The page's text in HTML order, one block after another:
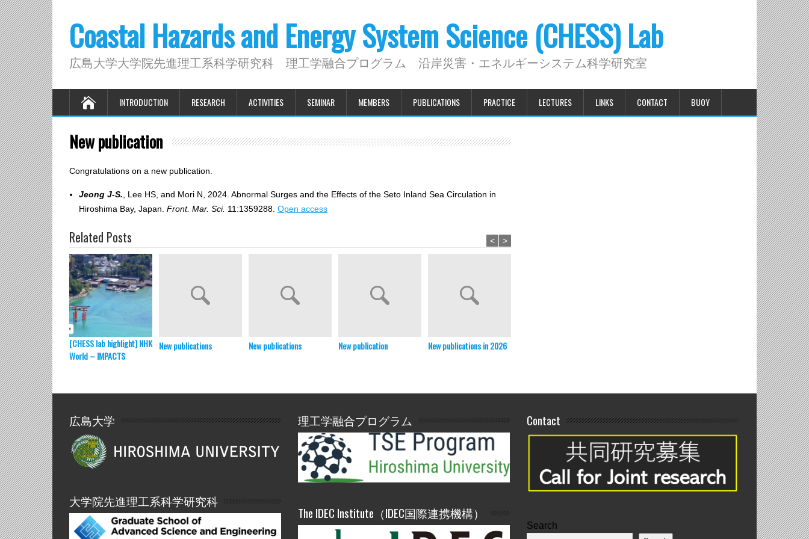
Coastal Hazards and Energy System Science (CHESS) Lab
広島大学大学院先進理工系科学研究科 理工学融合プログラム 沿岸災害・エネルギーシステム科学研究室
INTRODUCTION RESEARCH ACTIVITIES SEMINAR MEMBERS PUBLICATIONS PRACTICE LECTURES LINKS CONTACT BUOY
New publication
Congratulations on a new publication.
Jeong J-S. , Lee HS, and Mori N, 2024. Abnormal Surges and the Effects of the Seto Inland Sea Circulation in
Hiroshima Bay, Japan. Front. Mar. Sci. 11:1359288. Open access
Related Posts
[CHESS lab highlight] NHK
World – IMPACTS
New publications New publications New publication New publications in 2026
< >
広島大学
大学院先進理工系科学研究科
理工学融合プログラム
The IDEC Institute（IDEC国際連携機構）
Contact
Search